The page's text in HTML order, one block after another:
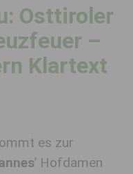
Osttiroler
–
Klartext
es zur
’ Hofdamen